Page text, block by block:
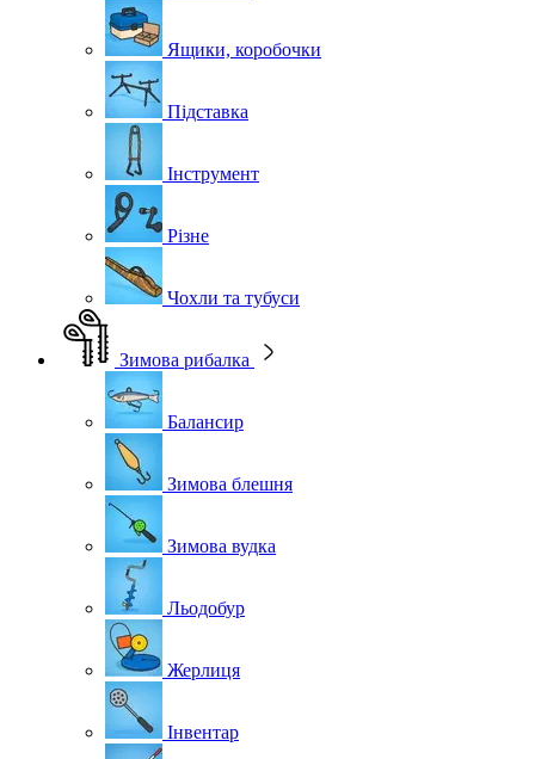
Ящики, коробочки
Підставка
Інструмент
Різне
Чохли та тубуси
Зимова рибалка
Балансир
Зимова блешня
Зимова вудка
Льодобур
Жерлиця
Інвентар